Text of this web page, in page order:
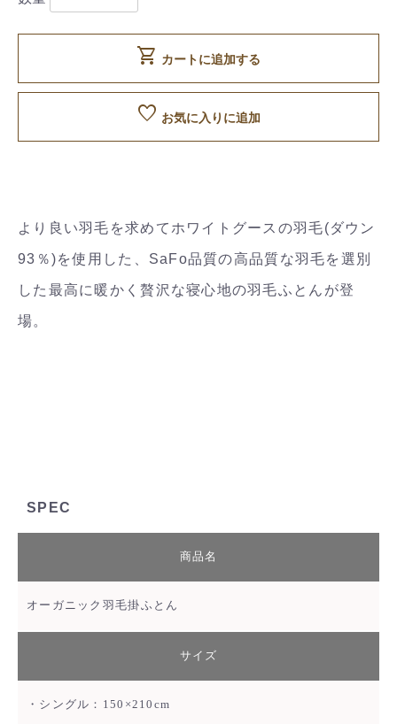
shopping_cart カートに追加する
favorite お気に入りに追加
より良い羽毛を求めてホワイトグースの羽毛(ダウン
93％)を使用した、SaFo品質の高品質な羽毛を選別
した最高に暖かく贅沢な寝心地の羽毛ふとんが登
場。
SPEC
商品名
オーガニック羽毛掛ふとん
サイズ
・シングル：150×210cm